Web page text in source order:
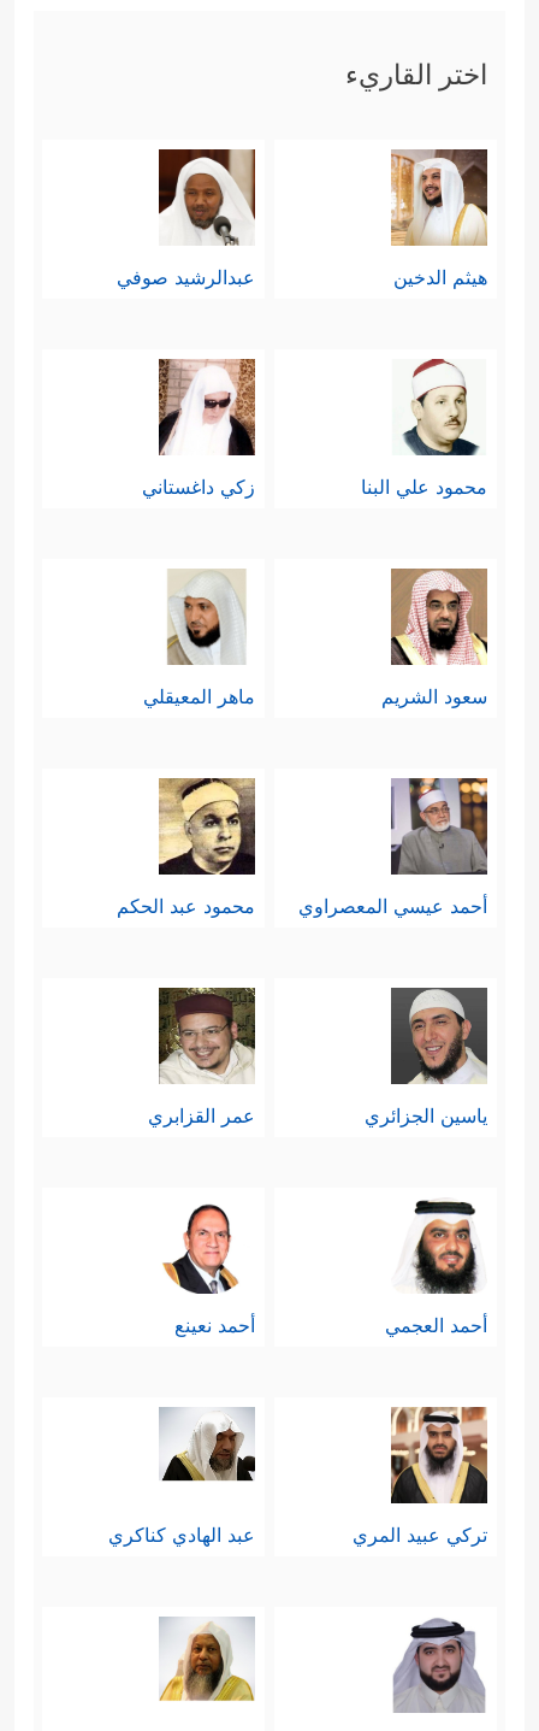
اختر القاريء
هيثم الدخين عبدالرشيد صوفي
محمود علي البنا زكي داغستاني
سعود الشريم ماهر المعيقلي
أحمد عيسي المعصراوي محمود عبد الحكم
ياسين الجزائري عمر القزابري
أحمد العجمي أحمد نعينع
تركي عبيد المري عبد الهادي كناكري